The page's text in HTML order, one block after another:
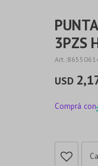
3PZS
USD
Comprá con